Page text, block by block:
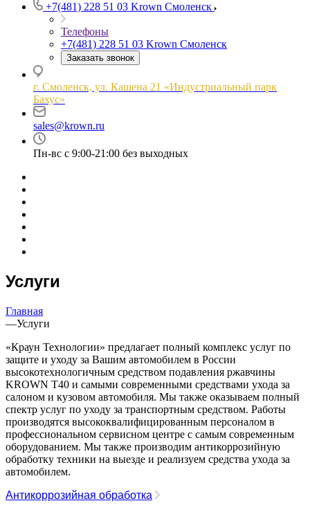
+7(481) 228 51 03 Krown Смоленск
Телефоны
+7(481) 228 51 03 Krown Смоленск
Заказать звонок
г. Смоленск, ул. Кашена 21 «Индустриальный парк
Бахус»
sales@krown.ru
Пн-вс с 9:00-21:00 без выходных
Услуги
Главная
—Услуги
«Краун Технологии» предлагает полный комплекс услуг по
защите и уходу за Вашим автомобилем в России
высокотехнологичным средством подавления ржавчины
KROWN T40 и самыми современными средствами ухода за
салоном и кузовом автомобиля. Мы также оказываем полный
спектр услуг по уходу за транспортным средством. Работы
производятся высококвалифицированным персоналом в
профессиональном сервисном центре с самым современным
оборудованием. Мы также производим антикоррозийную
обработку техники на выезде и реализуем средства ухода за
автомобилем.
Антикоррозийная обработка